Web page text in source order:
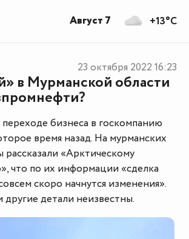
в Мурманской области
23 октября 2022 16:23
бизнеса в госкомпанию
время назад. На мурманских
«Арктическому
что по их информации «сделка
скоро начнутся изменения».
другие детали неизвестны.
+13°C
Август 7